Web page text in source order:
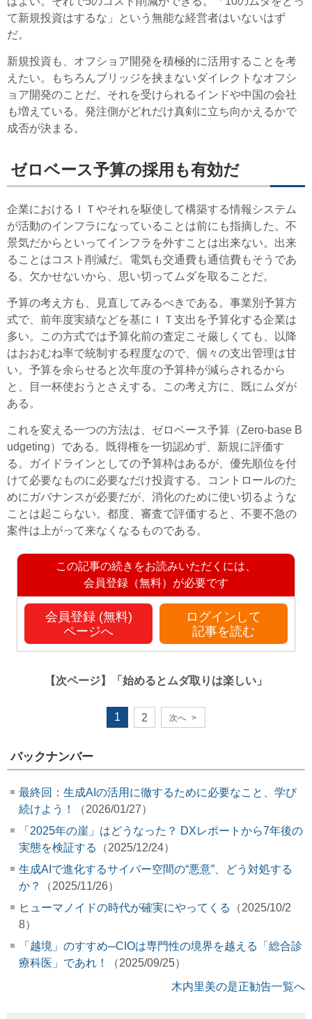
て新規投資はするな」という無能な経営者はいないはず
だ。
新規投資も、オフショア開発を積極的に活用することを考
えたい。もちろんブリッジを挟まないダイレクトなオフシ
ョア開発のことだ。それを受けられるインドや中国の会社
も増えている。発注側がどれだけ真剣に立ち向かえるかで
成否が決まる。
ゼロベース予算の採用も有効だ
企業におけるＩＴやそれを駆使して構築する情報システム
が活動のインフラになっていることは前にも指摘した。不
景気だからといってインフラを外すことは出来ない。出来
ることはコスト削減だ。電気も交通費も通信費もそうであ
る。欠かせないから、思い切ってムダを取ることだ。
予算の考え方も、見直してみるべきである。事業別予算方
式で、前年度実績などを基にＩＴ支出を予算化する企業は
多い。この方式では予算化前の査定こそ厳しくても、以降
はおおむね率で統制する程度なので、個々の支出管理は甘
い。予算を余らせると次年度の予算枠が減らされるから
と、目一杯使おうとさえする。この考え方に、既にムダが
ある。
これを変える一つの方法は、ゼロベース予算（Zero-base B
udgeting）である。既得権を一切認めず、新規に評価す
る。ガイドラインとしての予算枠はあるが、優先順位を付
けて必要なものに必要なだけ投資する。コントロールのた
めにガバナンスが必要だが、消化のために使い切るような
ことは起こらない。都度、審査で評価すると、不要不急の
案件は上がって来なくなるものである。
この記事の続きをお読みいただくには、
会員登録（無料）が必要です
会員登録 (無料)
ページへ
ログインして
記事を読む
【次ページ】 「始めるとムダ取りは楽しい」
1 2 次へ >
バックナンバー
最終回：生成AIの活用に徹するために必要なこと、学び
続けよう！
（2026/01/27）
「2025年の崖」はどうなった？ DXレポートから7年後の
実態を検証する
（2025/12/24）
生成AIで進化するサイバー空間の“悪意”、どう対処する
か？
（2025/11/26）
ヒューマノイドの時代が確実にやってくる
（2025/10/2
8）
「越境」のすすめ─CIOは専門性の境界を越える「総合診
療科医」であれ！
（2025/09/25）
木内里美の是正勧告一覧へ